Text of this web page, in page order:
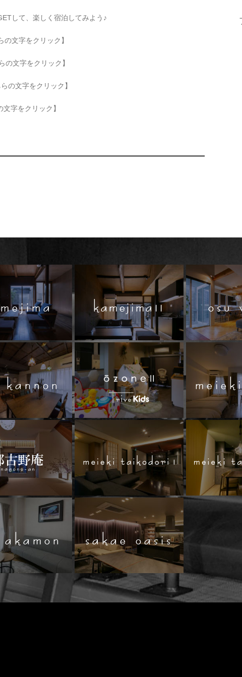
して、楽しく宿泊してみよう♪
の文字をクリック 】
の文字をクリック 】
の文字をクリック 】
文字をクリック 】
kamejima11 osu
kannon
sakae oasis